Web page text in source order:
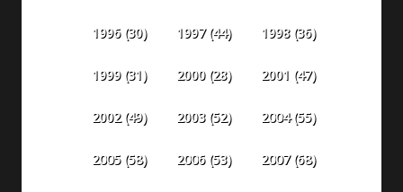
1996(30) 1997(44) 1998(36)
1999(31) 2000(28) 2001 (47)
2002(49) 2003(52) 2004(55)
2005(58) 2006(53) 2007(68)